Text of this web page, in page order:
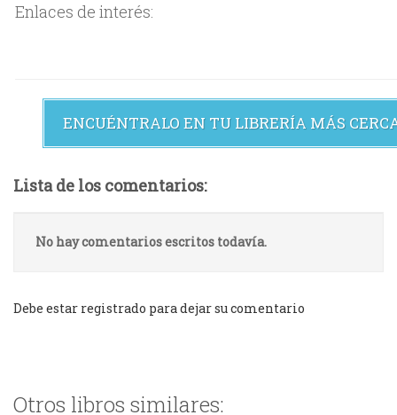
Enlaces de interés:
ENCUÉNTRALO EN TU LIBRERÍA MÁS
Lista de los comentarios:
No hay comentarios escritos todavía.
Debe estar registrado para dejar su comentario
Otros libros similares: